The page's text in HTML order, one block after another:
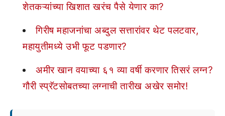
शेतकऱ्यांच्या खिशात खरंच पैसे येणार का?
गिरीष महाजनांचा अब्दुल सत्तारांवर थेट पलटवार,
महायुतीमध्ये उभी फूट पडणार?
अमीर खान वयाच्या ६१ व्या वर्षी करणार तिसरं लग्न?
गौरी स्प्रॅटसोबतच्या लग्नाची तारीख अखेर समोर!